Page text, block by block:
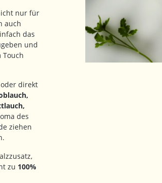
nur für
auch
das
und
Touch
direkt
des
ziehen
zu 100%